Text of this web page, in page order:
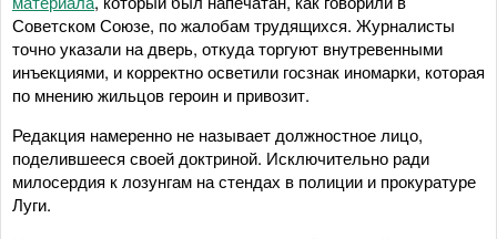
Советском Союзе, по жалобам трудящихся. Журналисты
точно указали на дверь, откуда торгуют внутревенными
инъекциями, и корректно осветили госзнак иномарки, которая
по мнению жильцов героин и привозит.
Редакция намеренно не называет должностное лицо,
поделившееся своей доктриной. Исключительно ради
милосердия к лозунгам на стендах в полиции и прокуратуре
Луги.